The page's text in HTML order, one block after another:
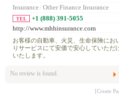
Insurance/ Other Finance Insurance
TEL
+1 (888) 391-5055
http://www.mhhinsurance.com
お客様の自動車、火災、生命保険にお
りサービスにて安価で安心していただ
いたします。
No review is found.
[Create